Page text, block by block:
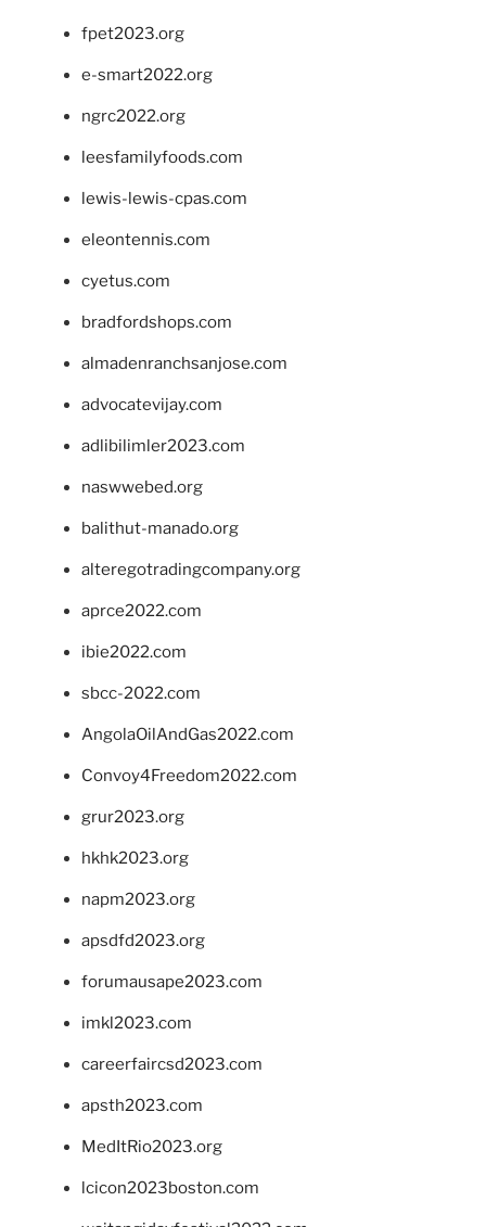
fpet2023.org
e-smart2022.org
ngrc2022.org
leesfamilyfoods.com
lewis-lewis-cpas.com
eleontennis.com
cyetus.com
bradfordshops.com
almadenranchsanjose.com
advocatevijay.com
adlibilimler2023.com
naswwebed.org
balithut-manado.org
alteregotradingcompany.org
aprce2022.com
ibie2022.com
sbcc-2022.com
AngolaOilAndGas2022.com
Convoy4Freedom2022.com
grur2023.org
hkhk2023.org
napm2023.org
apsdfd2023.org
forumausape2023.com
imkl2023.com
careerfaircsd2023.com
apsth2023.com
MedItRio2023.org
lcicon2023boston.com